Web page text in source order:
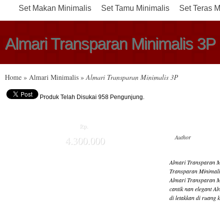
Set Makan Minimalis Set Tamu Minimalis Set Teras
Almari Transparan Minimalis 3P
Home » Almari Minimalis » Almari Transparan Minimalis 3P
Produk Telah Disukai 958 Pengunjung.
Rp.
4.300.000 Author
Almari Transparan
Transparan
Almari Transparan
cantik nan elegant
di letakkan di ruang